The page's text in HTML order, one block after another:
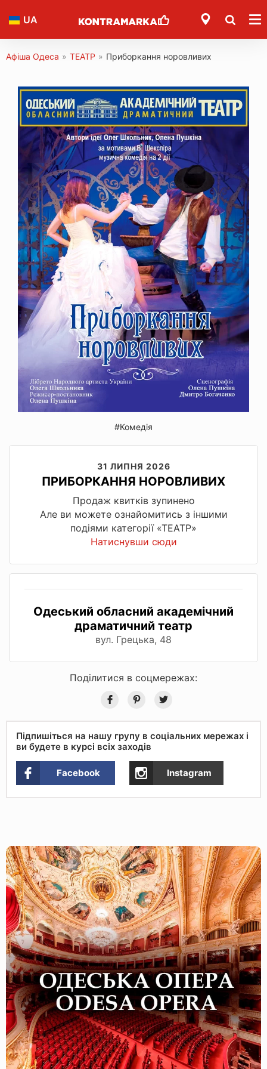
UA
Афіша Одеса » ТЕАТР » Приборкання норовливих
#Комедія
31 ЛИПНЯ 2026
ПРИБОРКАННЯ НОРОВЛИВИХ
Продаж квитків зупинено
Але ви можете ознайомитись з іншими
подіями категорії «ТЕАТР»
Натиснувши сюди
Одеський обласний академічний
драматичний театр
вул. Грецька, 48
Поділитися в соцмережах:
Підпишіться на нашу групу в соціальних мережах і
ви будете в курсі всіх заходів
Facebook Instagram